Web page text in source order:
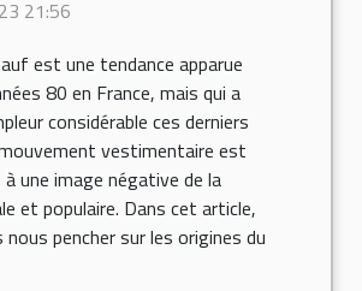
21:56
est une tendance apparue
80 en France, mais qui a
considérable ces derniers
vestimentaire est
une image négative de la
et populaire. Dans cet article,
nous pencher sur les origines du